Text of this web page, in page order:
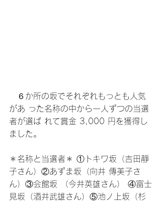
６か所の坂でそれぞれもっとも人気
があ った名称の中から一人ずつの当選
者が選ば れて賞金 3,000 円を獲得し
ました。
＊名称と当選者＊ ①トキワ坂（吉田靜
子さん）②あずま坂（向井 傳美子さ
ん）③会館坂 （今井英雄さん） ④富士
見坂（酒井武雄さん）⑤池ノ上坂（杉